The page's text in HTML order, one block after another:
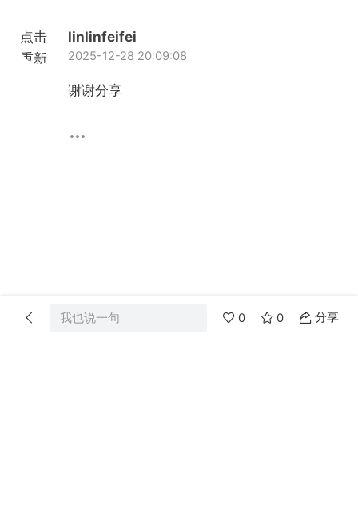
点击
重新
linlinfeifei
2025-12-28 20:09:08
谢谢分享
我也说一句 0 0 分享